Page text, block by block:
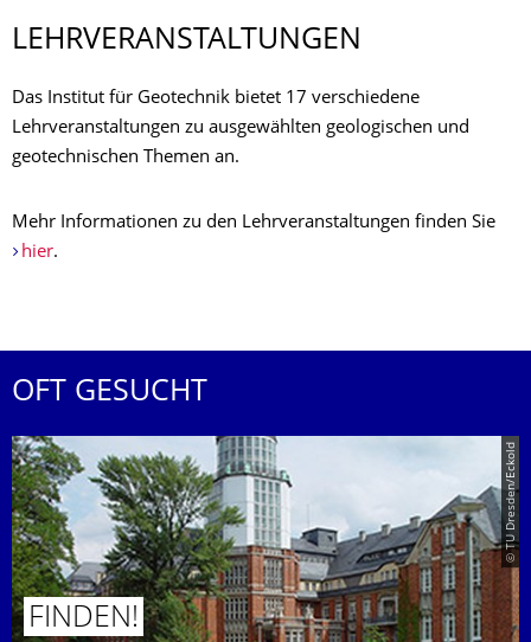
LEHRVERANSTAL­TUNGEN
Das Institut für Geotechnik bietet 17 verschiedene
Lehrveranstaltungen zu ausgewählten geologischen und
geotechnischen Themen an.
Mehr Informationen zu den Lehrveranstaltungen finden Sie
hier.
OFT GESUCHT
© TU Dresden/Eckold
FINDEN!